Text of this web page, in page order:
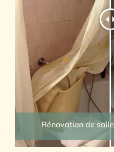
Rénovation de